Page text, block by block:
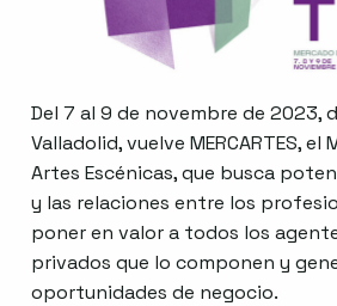
Del 7 al 9 de novembre de 2023,
Valladolid, vuelve MERCARTES, el
Artes Escénicas, que busca
y las relaciones entre los
poner en valor a todos los
privados que lo componen y
oportunidades de negocio.